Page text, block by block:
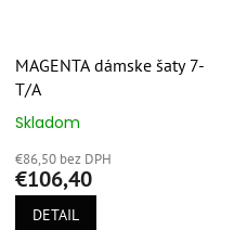
MAGENTA dámske šaty 7-
T/A
Priemerné
produktu
je
5,0
Skladom
€86,50 bez DPH
€106,40
DETAIL